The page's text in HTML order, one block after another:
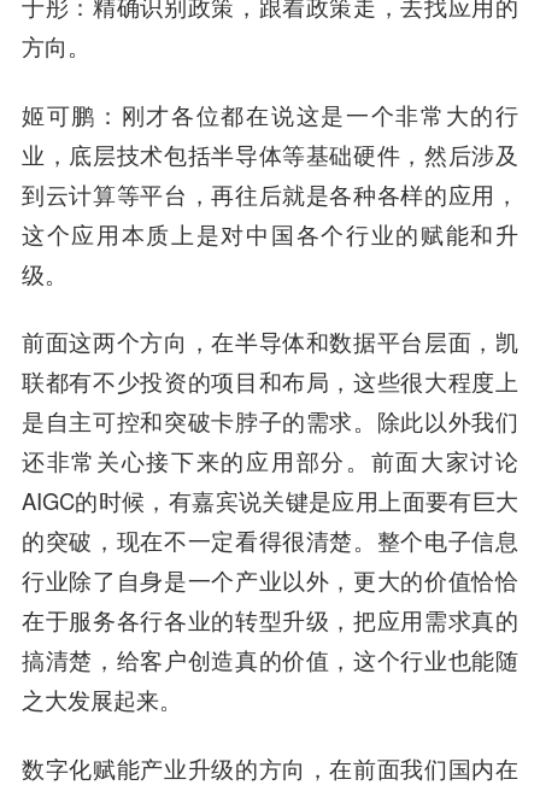
方向。
姬可鹏：刚才各位都在说这是一个非常大的行
业，底层技术包括半导体等基础硬件，然后涉及
到云计算等平台，再往后就是各种各样的应用，
这个应用本质上是对中国各个行业的赋能和升
级。
前面这两个方向，在半导体和数据平台层面，凯
联都有不少投资的项目和布局，这些很大程度上
是自主可控和突破卡脖子的需求。除此以外我们
还非常关心接下来的应用部分。前面大家讨论
AIGC的时候，有嘉宾说关键是应用上面要有巨大
的突破，现在不一定看得很清楚。整个电子信息
行业除了自身是一个产业以外，更大的价值恰恰
在于服务各行各业的转型升级，把应用需求真的
搞清楚，给客户创造真的价值，这个行业也能随
之大发展起来。
数字化赋能产业升级的方向，在前面我们国内在